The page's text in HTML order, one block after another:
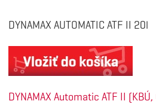
DYNAMAX AUTOMATIC ATF II 20l
DYNAMAX Automatic ATF II